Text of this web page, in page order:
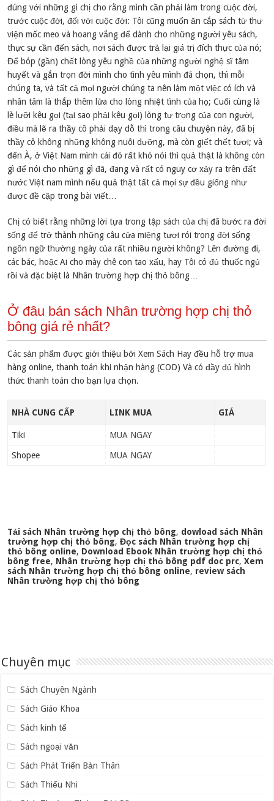
đúng với những gì chị cho rằng mình cần phải làm trong cuộc đời,
trước cuộc đời, đối với cuộc đời: Tôi cũng muốn ăn cắp sách từ thư
viện mốc meo và hoang vắng để dành cho những người yêu sách,
thực sự cần đến sách, nơi sách được trả lại giá trị đích thực của nó;
Để bóp (gần) chết lòng yêu nghề của những người nghệ sĩ tâm
huyết và gắn trọn đời mình cho tình yêu mình đã chọn, thì mỗi
chúng ta, và tất cả mọi người chúng ta nên làm một việc có ích và
nhân tâm là thắp thêm lửa cho lòng nhiệt tình của họ; Cuối cùng là
lè lưỡi kêu gọi (tại sao phải kêu gọi) lòng tự trọng của con người,
điều mà lẽ ra thầy cô phải dạy dỗ thì trong câu chuyện này, đã bị
thầy cô không những không nuôi dưỡng, mà còn giết chết tươi; và
đến À, ở Việt Nam mình cái đó rất khó nói thì quả thật là không còn
gì để nói cho những gì đã, đang và rất có nguy cơ xảy ra trên đất
nước Việt nam mình nếu quả thật tất cả mọi sự đều giống như
được đề cập trong bài viết…
Chị có biết rằng những lời tựa trong tập sách của chị đã bước ra đời
sống để trở thành những câu cửa miệng tươi rói trong đời sống
ngôn ngữ thường ngày của rất nhiều người không? Lên đường đi,
các bác, hoặc Ai cho mày chê con tao xấu, hay Tôi có đủ thuốc ngủ
rồi và đặc biệt là Nhân trường hợp chị thỏ bông…
Ở đâu bán sách Nhân trường hợp chị thỏ
bông giá rẻ nhất?
Các sản phẩm được giới thiệu bởi Xem Sách Hay đều hỗ trợ mua
hàng online, thanh toán khi nhận hàng (COD) Và có đầy đủ hình
thức thanh toán cho bạn lựa chọn.
NHÀ CUNG CẤP LINK MUA GIÁ
Tiki MUA NGAY
Shopee MUA NGAY
Tải sách Nhân trường hợp chị thỏ bông, dowload sách Nhân
trường hợp chị thỏ bông,Đọc sách Nhân trường hợp chị
thỏ bông online, Download Ebook Nhân trường hợp chị thỏ
bông free, Nhân trường hợp chị thỏ bông pdf doc prc,Xem
sách Nhân trường hợp chị thỏ bông online, review sách
Nhân trường hợp chị thỏ bông
Chuyên mục
Sách Chuyên Ngành
Sách Giáo Khoa
Sách kinh tế
Sách ngoại văn
Sách Phát Triển Bản Thân
Sách Thiếu Nhi